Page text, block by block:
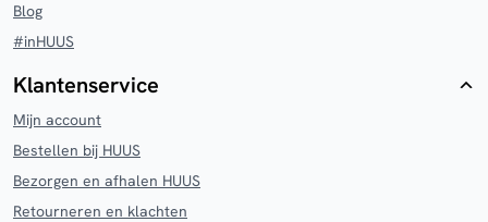
Blog
#inHUUS
Klantenservice
Mijn account
Bestellen bij HUUS
Bezorgen en afhalen HUUS
Retourneren en klachten